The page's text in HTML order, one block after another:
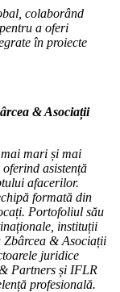
colaborând
a oferi
în proiecte
& Asociații
mari și mai
asistență
afacerilor.
formată din
Portofoliul său
instituții
Zbârcea & Asociații
juridice
Partners și IFLR
profesională.